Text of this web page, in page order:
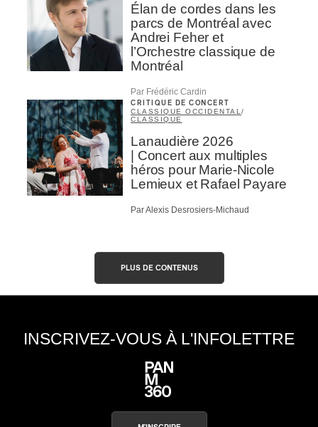
Élan de cordes dans les
parcs de Montréal avec
Andrei Feher et
l’Orchestre classique de
Montréal
Par Frédéric Cardin
CRITIQUE DE CONCERT
CLASSIQUE OCCIDENTAL /
CLASSIQUE
Lanaudière 2026
| Concert aux multiples
héros pour Marie-Nicole
Lemieux et Rafael Payare
Par Alexis Desrosiers-Michaud
PLUS DE CONTENUS
INSCRIVEZ-VOUS À L'INFOLETTRE